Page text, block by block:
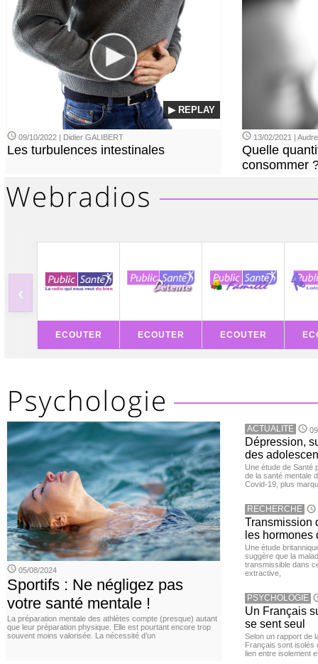
▶ REPLAY
09/10/2022 | Didier GALIBERT
Les turbulences intestinales
13/02/2021 |
Quelle
consommer
‹
ECOUTER ECOUTER ECOUTER
05/08/2024
Sportifs : Ne négligez pas
votre santé mentale !
La préparation mentale des athlètes compte (presque) autant
que leur préparation physique. Elle est pourtant encore trop
souvent moins valorisée. La nécessité d’un
ACTUALITE
Dépression,
des
Une étude de Santé
de la santé mentale
Covid-19, plus
RECHERCHE
Transmission
les hormones
Une étude
suggère que la
transmissible dans
extractive,
PSYCHOLOGIE
Un Français
se sent seul
Selon un rapport de
Français sont isolés
lien entre isolement